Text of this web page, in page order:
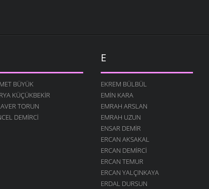
BÜYÜK
KÜÇÜKBEKIR
TORUN
DEMIRCI
E
EKREM BÜLBÜL
EMIN KARA
EMRAH ARSLAN
EMRAH UZUN
ENSAR DEMIR
ERCAN AKSAKAL
ERCAN DEMIRCI
ERCAN TEMUR
ERCAN YALÇINKAYA
ERDAL DURSUN